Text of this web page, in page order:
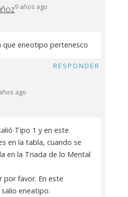
9 años ago
que eneotipo pertenesco
RESPONDER
ago
Tipo 1 y en este
en la tabla, cuando se
en la Triada de lo Mental
por favor. En este
eneatipo.